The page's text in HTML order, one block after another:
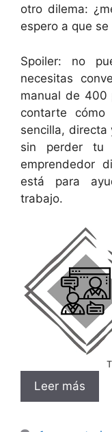
otro dilema:
espero a que
Spoiler: no
necesitas
manual de 400
contarte
sencilla, directa
sin perder tu
emprendedor
está para
trabajo.
Leer más